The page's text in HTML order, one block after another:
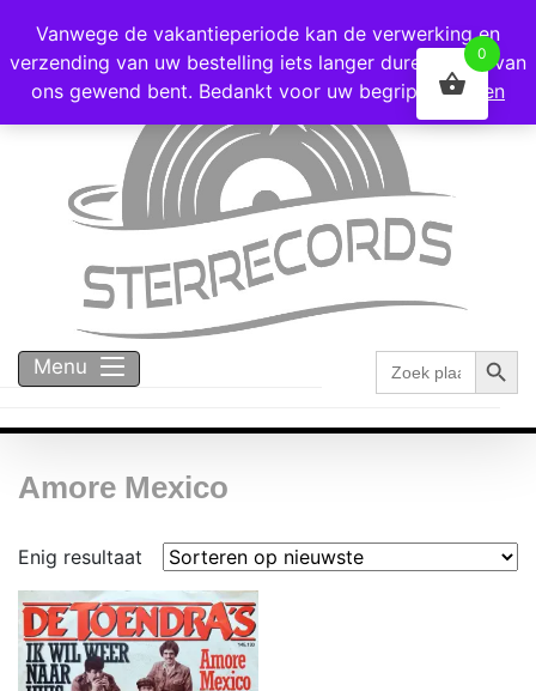
Voor 16:00 besteld = vandaag verzonden!
Menu
Zoek
naar:
Amore Mexico
Enig resultaat
Vanwege de vakantieperiode kan de verwerking en
verzending van uw bestelling iets langer duren dan u van
ons gewend bent. Bedankt voor uw begrip!
Negeren
0